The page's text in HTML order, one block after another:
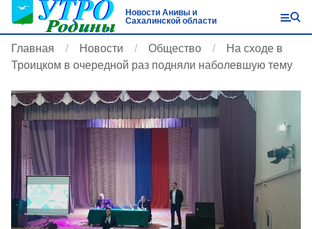
Новости Анивы и
Сахалинской области
Главная Новости Общество
На сходе в
Троицком в очередной раз подняли наболевшую тему